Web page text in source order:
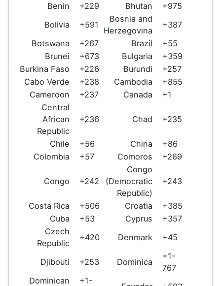
Benin
+229 Bhutan
+975
Bolivia
+591
Bosnia and
Herzegovina
+387
Botswana
+267 Brazil
+55
Brunei
+673 Bulgaria
+359
Burkina Faso
+226 Burundi
+257
Cabo Verde
+238 Cambodia
+855
Cameroon
+237 Canada
+1
Central
African
Republic
+236 Chad +235
Chile +56 China
+86
Colombia
+57 Comoros +269
Congo +242
Congo
(Democratic
Republic)
+243
Costa Rica +506 Croatia
+385
Cuba
+53 Cyprus
+357
Czech
Republic
+420 Denmark +45
Djibouti +253 Dominica
+1-
767
Dominican
+1-